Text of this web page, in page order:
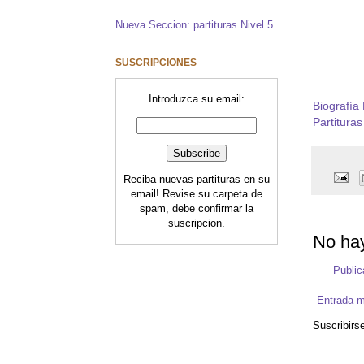
Biografía
No
Entrada
Nueva Seccion: partituras Nivel 5
SUSCRIPCIONES
Introduzca su email:
Reciba nuevas partituras en su
email! Revise su carpeta de
spam, debe confirmar la
suscripcion.